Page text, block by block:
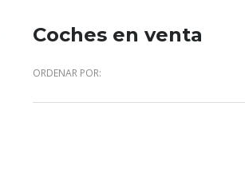
Coches en venta
ORDENAR POR: